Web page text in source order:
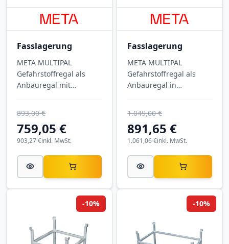
Fasslagerung
META MULTIPAL
Gefahrstoffregal als
Anbauregal mit
Schraubregal-
Konstruktion und 8.100
kg Feldlast – für
Lagerung gefährlicher
und
wassergefährdender
759,05 €
893,00 €
inkl. MwSt.
903,27 €
Fasslagerung
META MULTIPAL
Gefahrstoffregal als
Anbauregal in
drei Lagerebenen mit
2.930 kg Fachlast und
8.800 kg Feldlast — für
Lagerung von
Gefahrstoffen und
wassergefährdenden
891,65 €
1.049,00 €
inkl. MwSt.
1.061,06 €
-10% -10%